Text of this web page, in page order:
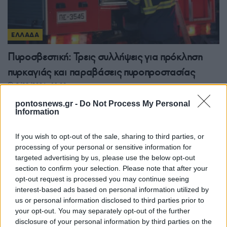
pontosnews.gr - Do Not Process My Personal
Information
If you wish to opt-out of the sale, sharing to third parties, or
processing of your personal or sensitive information for
targeted advertising by us, please use the below opt-out
section to confirm your selection. Please note that after your
opt-out request is processed you may continue seeing
interest-based ads based on personal information utilized by
us or personal information disclosed to third parties prior to
your opt-out. You may separately opt-out of the further
disclosure of your personal information by third parties on the
ΕΛΛΑΔΑ
Πυροσβεστική: Τρεις συλλήψεις για πρόκληση
πυρκαγιάς και παραβάσεις πυροπροστασίας
5/08/2026 - 11:00μμ
ΕΛΛΑΔΑ